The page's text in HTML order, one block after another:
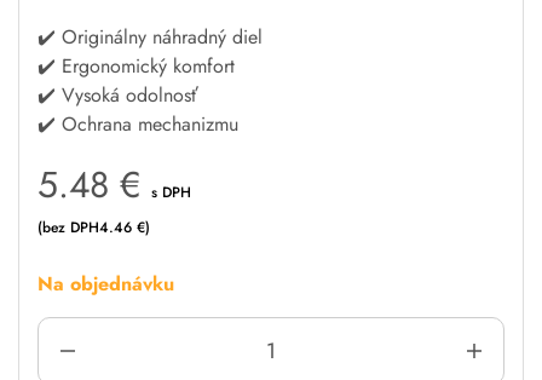
✔️ Originálny náhradný diel
✔️ Ergonomický komfort
✔️ Vysoká odolnosť
✔️ Ochrana mechanizmu
5.48 € s DPH
(bez DPH4.46 €)
Na objednávku